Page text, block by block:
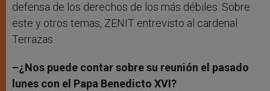
defensa de los derechos de los más débiles. Sobre
este y otros temas, ZENIT entrevisto al cardenal
Terrazas.
–¿Nos puede contar sobre su reunión el pasado
lunes con el Papa Benedicto XVI?